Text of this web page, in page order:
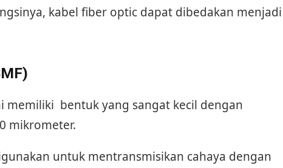
kabel fiber optic dapat dibedakan menjadi
memiliki bentuk yang sangat kecil dengan
mikrometer.
untuk mentransmisikan cahaya dengan